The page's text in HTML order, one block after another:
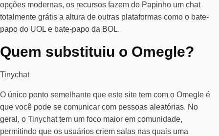
opções modernas, os recursos fazem do Papinho um chat
totalmente grátis a altura de outras plataformas como o bate-
papo do UOL e bate-papo da BOL.
Quem substituiu o Omegle?
Tinychat
O único ponto semelhante que este site tem com o Omegle é
que você pode se comunicar com pessoas aleatórias. No
geral, o Tinychat tem um foco maior em comunidade,
permitindo que os usuários criem salas nas quais uma